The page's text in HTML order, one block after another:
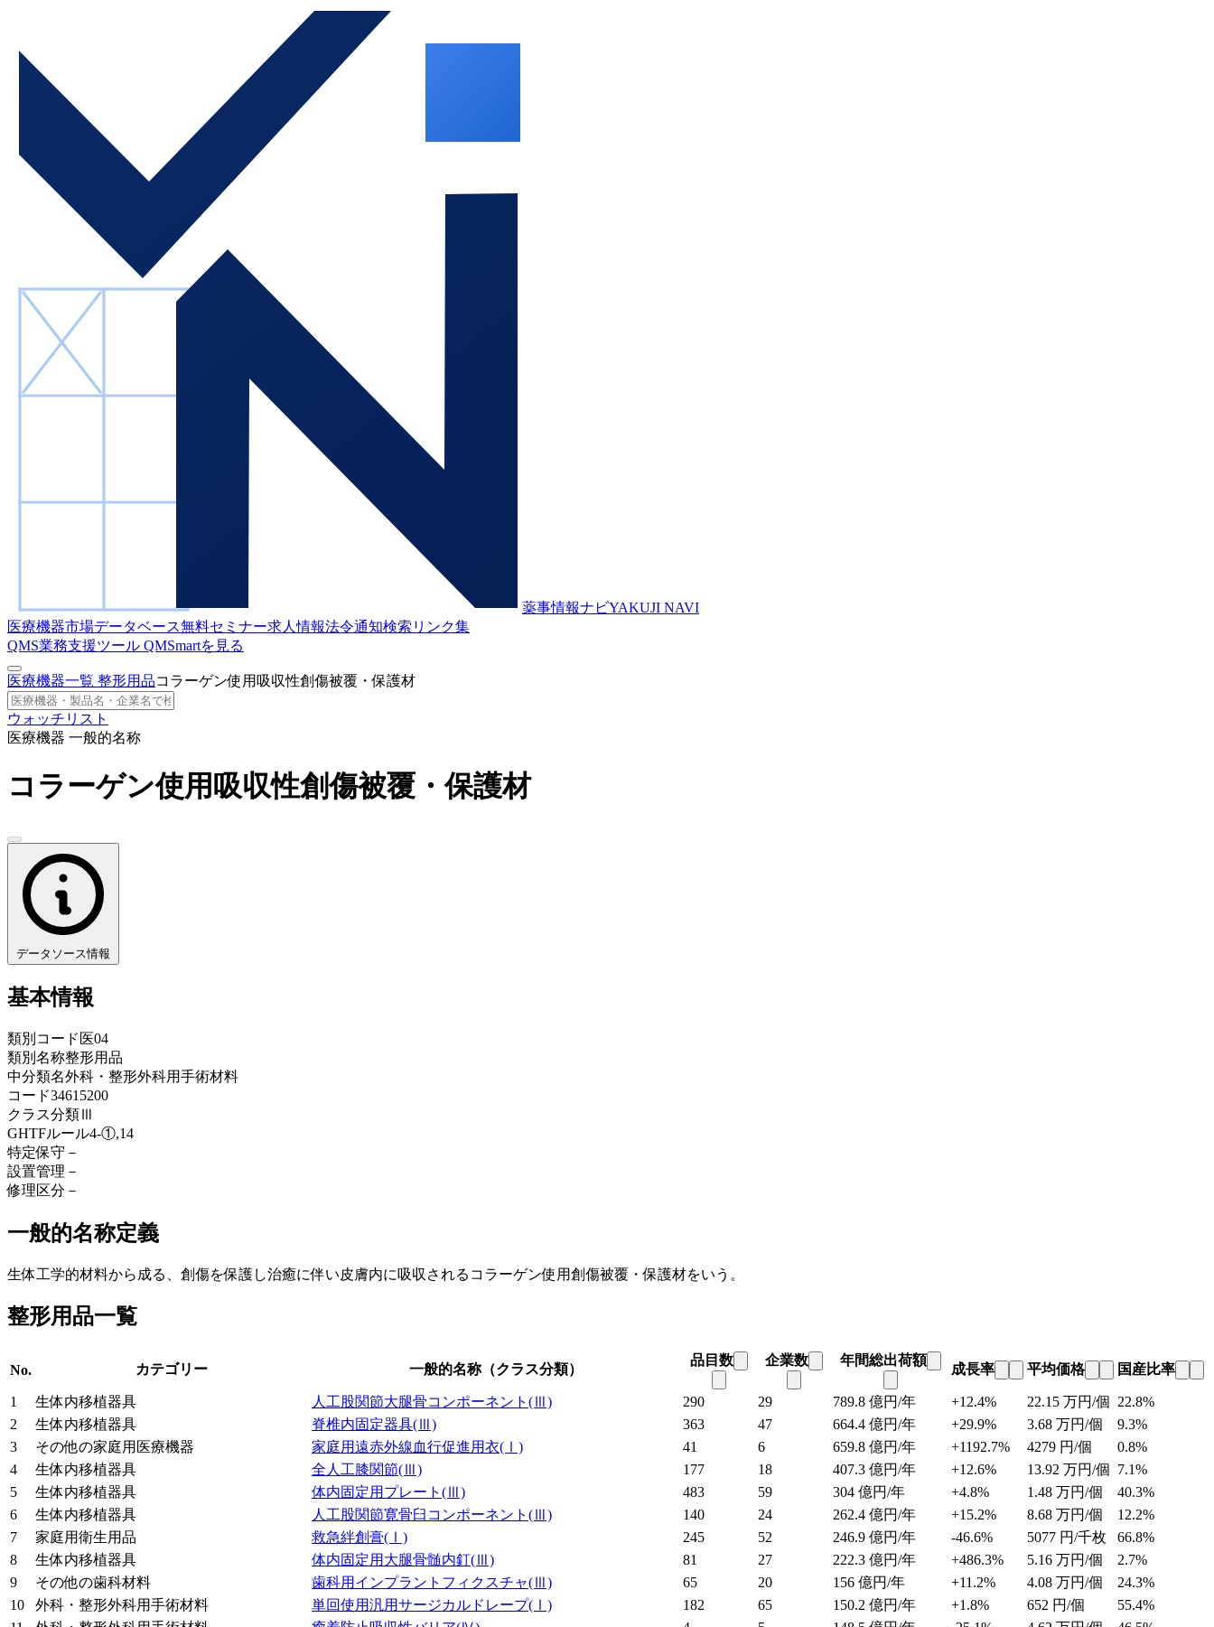
薬事情報ナビYAKUJI NAVI
医療機器市場データベース無料セミナー求人情報法令通知検索 リンク集
QMS業務支援ツール QMSmartを見る
医療機器一覧 整形用品コラーゲン使用吸収性創傷被覆・保護材
ウォッチリスト
医療機器 一般的名称
コラーゲン使用吸収性創傷被覆・保護材
データソース情報
基本情報
類別コード 医04
類別名称整形用品
中分類名外科・整形外科用手術材料
コード34615200
クラス分類Ⅲ
GHTFルール4-①,14
特定保守 －
設置管理 －
修理区分 －
一般的名称定義
生体工学的材料から成る、創傷を保護し治癒に伴い皮膚内に吸収されるコラーゲン使用創傷被覆・保護材をいう。
整形用品一覧
No. カテゴリー 一般的名称（クラス分類）
品目数 企業数 年間総出荷額
成長率 平均価格 国産比率
1 生体内移植器具 人工股関節大腿骨コンポーネント (Ⅲ) 290 29 789.8 億円/年 +12.4% 22.15 万円/個 22.8%
2
生体内移植器具 脊椎内固定器具(Ⅲ) 363 47 664.4 億円/年 +29.9% 3.68 万円/個
9.3%
3
その他の家庭用医療機器 家庭用遠赤外線血行促進用衣(Ⅰ) 41 6 659.8 億円/年 +1192.7% 4279 円/個
0.8%
4
生体内移植器具 全人工膝関節(Ⅲ) 177 18 407.3 億円/年 +12.6% 13.92 万円/個 7.1%
5
生体内移植器具 体内固定用プレート (Ⅲ) 483 59 304 億円/年 +4.8% 1.48 万円/個
40.3%
6
生体内移植器具 人工股関節寛骨臼コンポーネント (Ⅲ) 140 24 262.4 億円/年 +15.2% 8.68 万円/個
12.2%
7
家庭用衛生用品 救急絆創膏(Ⅰ) 245 52 246.9 億円/年 -46.6% 5077 円/千枚
66.8%
8
生体内移植器具 体内固定用大腿骨髄内釘(Ⅲ) 81 27 222.3 億円/年 +486.3% 5.16 万円/個
2.7%
9
その他の歯科材料 歯科用インプラントフィクスチャ(Ⅲ) 65 20 156 億円/年 +11.2% 4.08 万円/個
24.3%
10
外科・整形外科用手術材料 単回使用汎用サージカルドレープ(Ⅰ) 182 65 150.2 億円/年 +1.8% 652 円/個
55.4%